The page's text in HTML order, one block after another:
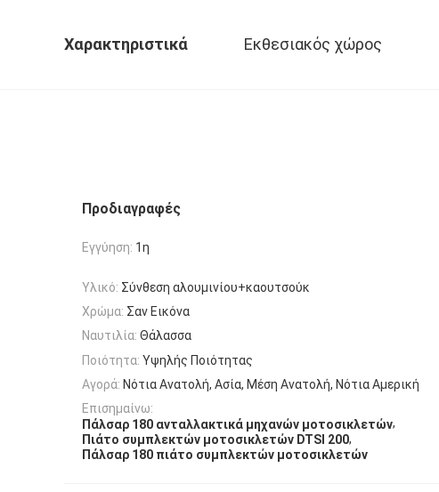
Χαρακτηριστικά Εκθεσιακός χώρος
Προδιαγραφές
Εγγύηση: 1η
Υλικό: Σύνθεση αλουμινίου+καουτσούκ
Χρώμα: Σαν Εικόνα
Ναυτιλία: Θάλασσα
Ποιότητα: Υψηλής Ποιότητας
Αγορά: Νότια Ανατολή, Ασία, Μέση Ανατολή, Νότια Αμερική
Επισημαίνω:
Πάλσαρ 180 ανταλλακτικά μηχανών μοτοσικλετών,
Πιάτο συμπλεκτών μοτοσικλετών DTSI 200,
Πάλσαρ 180 πιάτο συμπλεκτών μοτοσικλετών